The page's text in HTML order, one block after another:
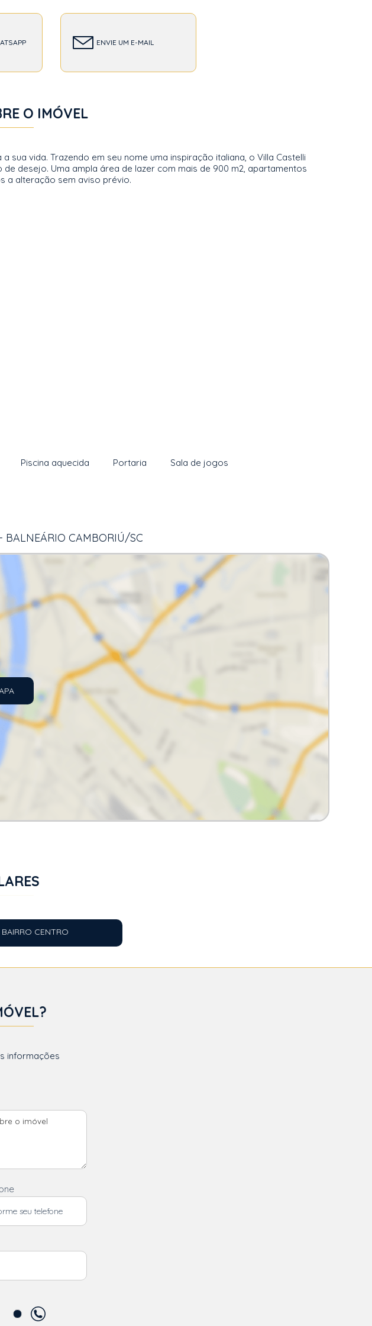
ENVIE UM E-MAIL
O IMÓVEL
vida. Trazendo em seu nome uma inspiração italiana, o Villa Castelli
desejo. Uma ampla área de lazer com mais de 900 m2, apartamentos
a alteração sem aviso prévio.
Piscina aquecida Portaria
Sala de jogos
BALNEÁRIO CAMBORIÚ/SC
CENTRO
informações